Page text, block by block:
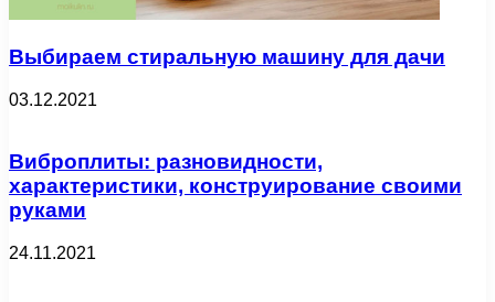
Выбираем стиральную машину для дачи
03.12.2021
Виброплиты: разновидности,
характеристики, конструирование своими
руками
24.11.2021